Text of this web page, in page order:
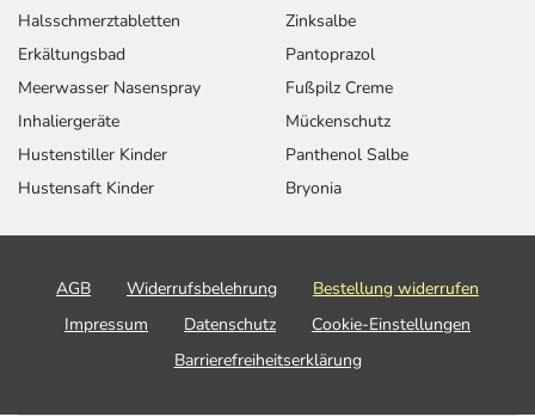
Halsschmerztabletten
Erkältungsbad
Meerwasser Nasenspray
Inhaliergeräte
Hustenstiller Kinder
Hustensaft Kinder
Zinksalbe
Pantoprazol
Fußpilz Creme
Mückenschutz
Panthenol Salbe
Bryonia
AGB Widerrufsbelehrung
Bestellung widerrufen
Impressum
Datenschutz
Cookie-Einstellungen
Barrierefreiheitserklärung